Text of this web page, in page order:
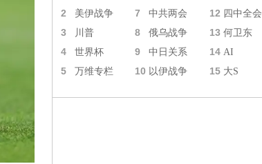
2 美伊战争 7 中共两会 12 四中全会
3 川普 8 俄乌战争 13 何卫东
4 世界杯 9 中日关系 14 AI
5 万维专栏 10 以伊战争 15 大S